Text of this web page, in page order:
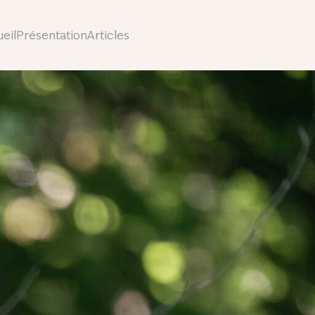
PrésentationArticles